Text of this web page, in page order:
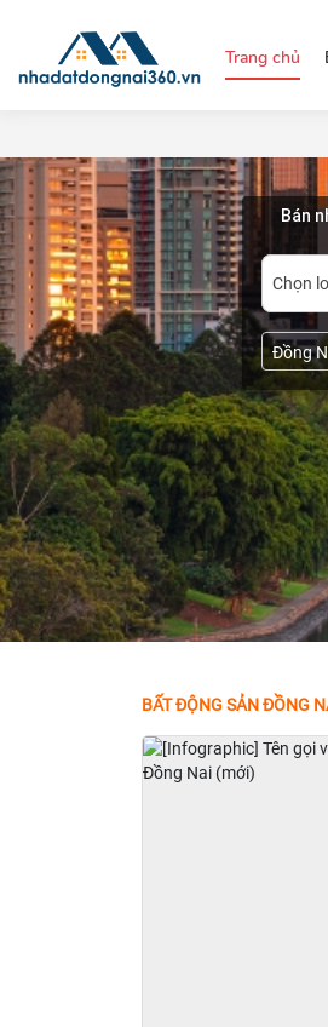
Trang chủ
Bán
Chọn
Đồng
Chọn
BẤT ĐỘNG SẢN ĐỒNG